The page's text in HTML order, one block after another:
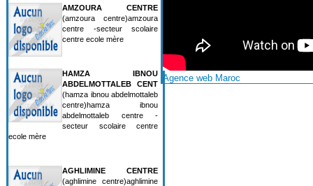
AMZOURA CENTRE
(amzoura centre)amzoura
centre -secteur scolaire
centre ecole mère
HAMZA IBNOU
ABDELMOTTALEB CENT
(hamza ibnou abdelmottaleb
centre)hamza ibnou
abdelmottaleb centre -
secteur scolaire centre
ecole mère
AGHLIMINE CENTRE
(aghlimine centre)aghlimine
Agence web Maroc